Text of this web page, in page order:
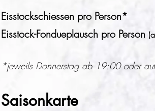
Eisstockschiessen pro Person*
Eisstock-Fondueplausch pro Person
*jeweils Donnerstag ab 19:00 oder auf
Saisonkarte